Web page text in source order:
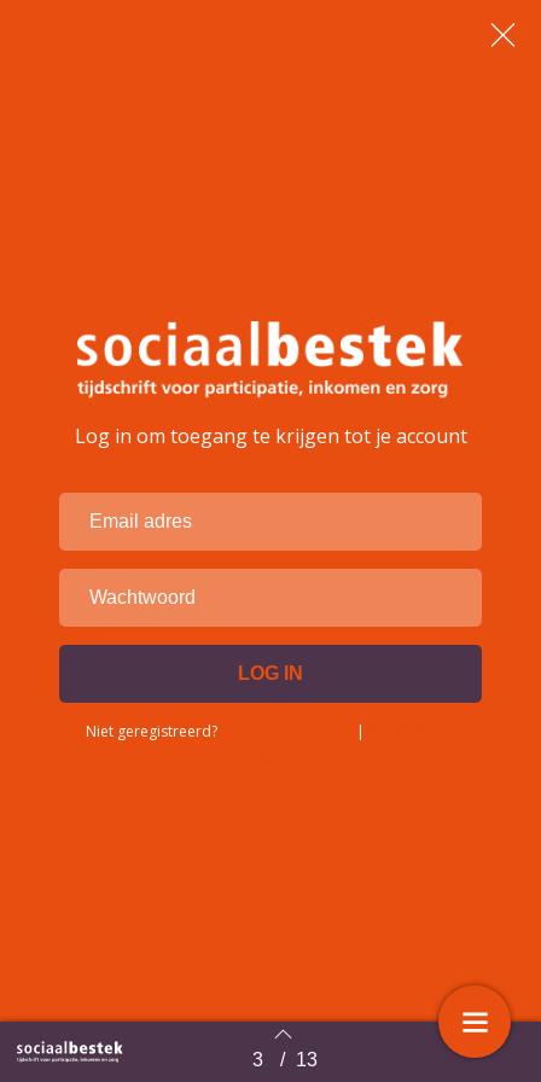
Terug naar overzicht 3 / 13
Log in om toegang te krijgen tot je account
Niet geregistreerd? |